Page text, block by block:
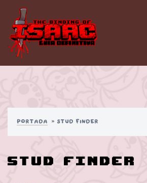
Saltar
contenido
Portada » Stud Finder
Stud Finder